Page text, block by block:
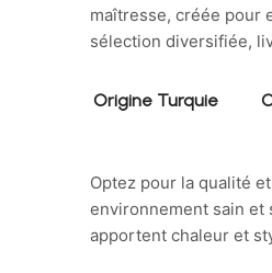
maîtresse, créée pour
sélection diversifiée,
Origine Turquie
Optez pour la qualité
environnement sain et
apportent chaleur et